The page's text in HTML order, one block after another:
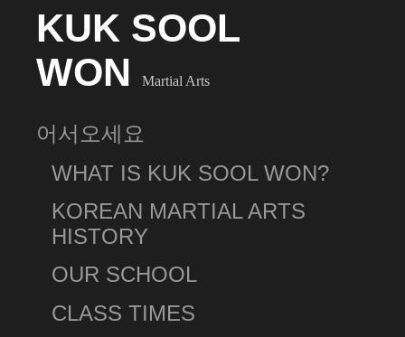
KUK SOOL
WON
Martial Arts
어서오세요
WHAT IS KUK SOOL WON?
KOREAN MARTIAL ARTS
HISTORY
OUR SCHOOL
CLASS TIMES